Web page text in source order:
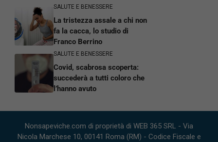
SALUTE E BENESSERE
La tristezza assale a chi non
fa la cacca, lo studio di
Franco Berrino
SALUTE E BENESSERE
Covid, scabrosa scoperta:
succederà a tutti coloro che
l’hanno avuto
Nonsapeviche.com di proprietà di WEB 365 SRL - Via
Nicola Marchese 10, 00141 Roma (RM) - Codice Fiscale e